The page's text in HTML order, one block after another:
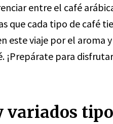
entre el café
que cada tipo de café
este viaje por el aroma
¡Prepárate para
variados